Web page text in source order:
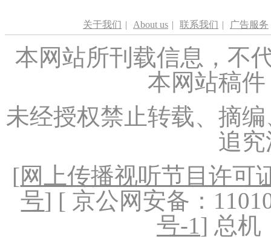
关于我们 | About us | 联系我们 | 广告服务
本网站所刊载信息，不
本网站稿
未经授权禁止转载、摘
追
[网上传播视听节目许可
号] [ 京公网安备：
号-1] 总机